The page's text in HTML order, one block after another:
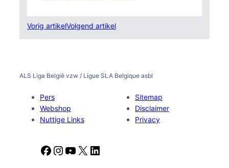
Vorig artikelVolgend artikel
ALS Liga België vzw / Ligue SLA Belgique asbl
Pers
Webshop
Nuttige Links
Sitemap
Disclaimer
Privacy
F
I
Y
X